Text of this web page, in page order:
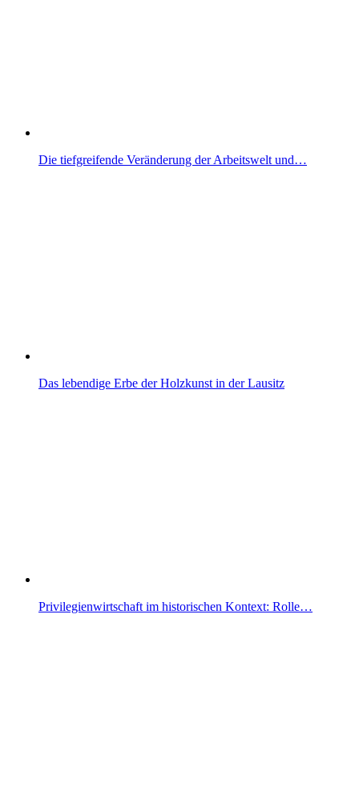
Die tiefgreifende Veränderung der Arbeitswelt und…
Das lebendige Erbe der Holzkunst in der Lausitz
Privilegienwirtschaft im historischen Kontext: Rolle…